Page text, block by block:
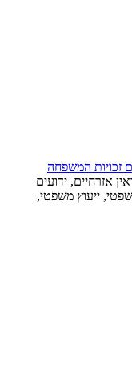
אזרחיים, ידועים
ייעוץ משפטי,